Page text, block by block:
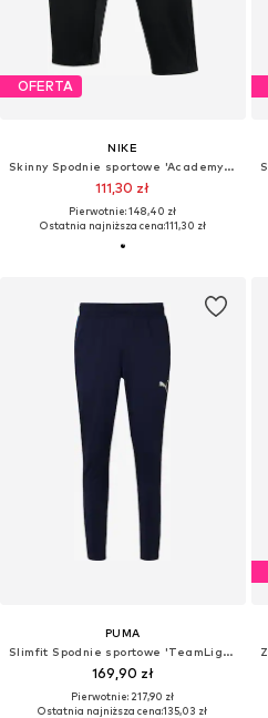
OFERTA
NIKE
Skinny Spodnie sportowe 'Academy 25 3/4'
111,30 zł
Pierwotnie: 148,40 zł
Ostatnia najniższa cena:111,30 zł
PUMA
Slimfit Spodnie sportowe 'TeamLiga26'
169,90 zł
Pierwotnie: 217,90 zł
Ostatnia najniższa cena:135,03 zł